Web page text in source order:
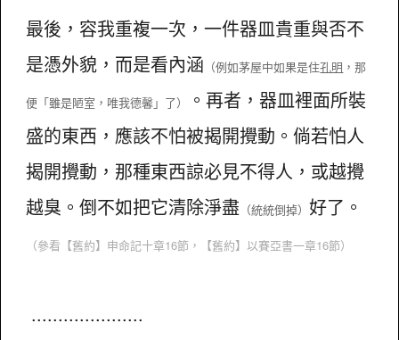
最後，容我重複一次，一件器皿貴重與否不
是憑外貌，而是看內涵 （例如茅屋中如果是住孔明 ，那
便「雖是陋室，唯我德馨」了）
。再者，器皿裡面所裝
盛的東西，應該不怕被揭開攪動。倘若怕人
揭開攪動，那種東西諒必見不得人，或越攪
越臭。倒不如把它清除淨盡 （統統倒掉）好了。
（參看【舊約】申命記十章16節，【舊約】以賽亞書一章16節）
.....................